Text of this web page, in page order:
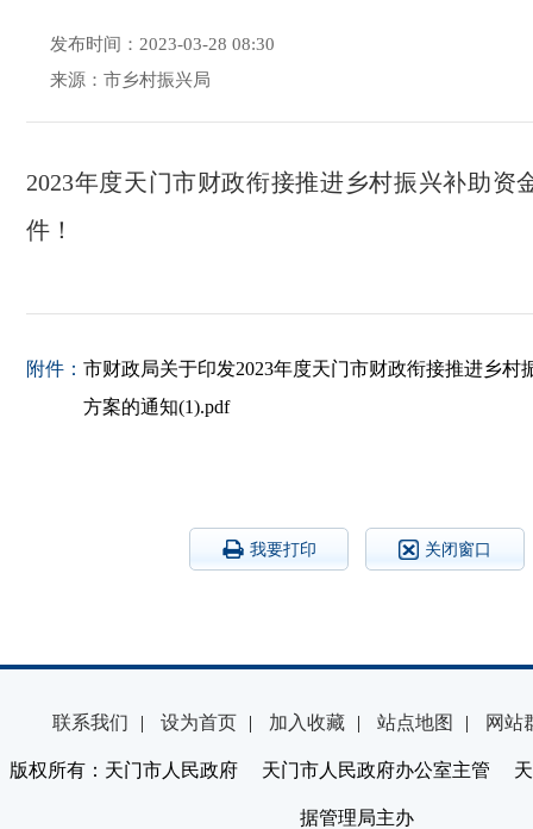
发布时间：2023-03-28 08:30
来源：市乡村振兴局
2023年度天门市财政衔接推进乡村振兴补助资
件！
附件： 市财政局关于印发2023年度天门市财政衔接推进乡村
方案的通知(1).pdf
我要打印 关闭窗口
联系我们 | 设为首页 | 加入收藏 | 站点地图 | 网站
版权所有：天门市人民政府 天门市人民政府办公室主管 天
据管理局主办